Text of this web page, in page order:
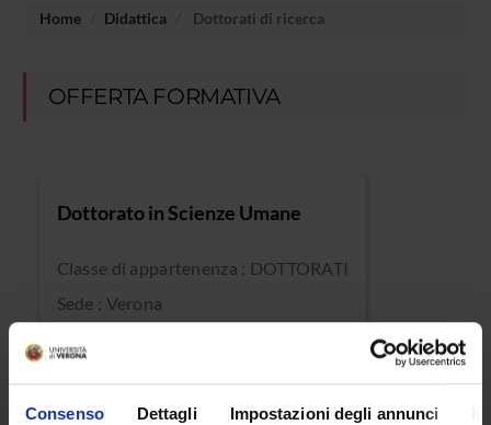
Consenso Dettagli Impostazioni degli annunci
Home Didattica Dottorati di ricerca
OFFERTA FORMATIVA
Dottorato in Scienze Umane
Classe di appartenenza : DOTTORATI
Sede : Verona